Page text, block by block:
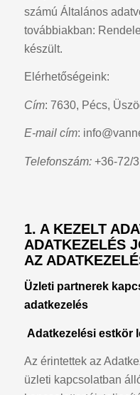
számú Általános
továbbiakban:
készült.
Elérhetőségeink:
Cím: 7630, Pécs,
E-mail cím:
Telefonszám: +36-72/
1. A KEZELT
ADATKEZELÉS
AZ
Üzleti partnerek
adatkezelés
Adatkezelési estkör
Az érintettek az
üzleti kapcsolatban